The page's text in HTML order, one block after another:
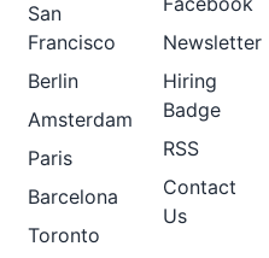
San
Francisco
Berlin
Amsterdam
Paris
Barcelona
Toronto
Newsletter
Hiring
Badge
RSS
Contact
Us